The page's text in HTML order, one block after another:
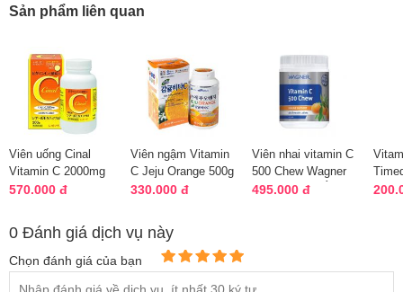
Sản phẩm liên quan
Viên uống Cinal
Vitamin C 2000mg
Nhật Bản hộp 300
570.000 đ
Viên ngậm Vitamin
C Jeju Orange 500g
- Vitamin C nguyên
330.000 đ
Viên nhai vitamin C
500 Chew Wagner
500 viên của Úc
495.000 đ
0 Đánh giá dịch vụ này
Chọn đánh giá của bạn